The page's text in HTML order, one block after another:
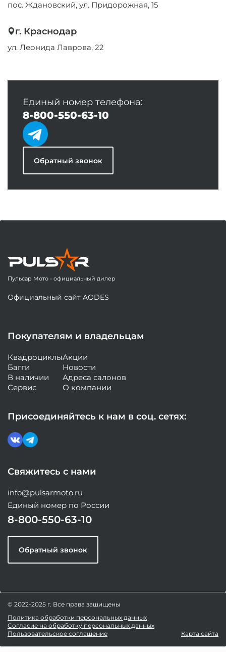
пос. Ждановский, ул. Придорожная, 15
г. Краснодар
ул. Леонида Лаврова, 22
Единый номер телефона:
8-800-550-63-10
Обратный звонок
Пульсар Мото - официальный дилер
Официальный сайт AODES
Покупателям и владельцам
Квадроциклы
Багги
В наличии
Сервис
Акции
Новости
Адреса салонов
О компании
Присоединяйтесь к нам в соц. сетях:
Свяжитесь с нами
info@pulsarmoto.ru
Единый номер по России
8-800-550-63-10
Обратный звонок
© 2022-2025 г. Все права защищены
Политика обработки персональных данных
Согласие на обработку персональных данных
Пользовательское соглашение
Карта сайта